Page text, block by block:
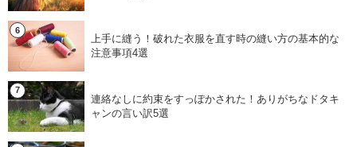
上手に縫う！破れた衣服を直す時の縫い方の基本的な
注意事項4選
連絡なしに約束をすっぽかされた！ありがちなドタキ
ャンの言い訳5選